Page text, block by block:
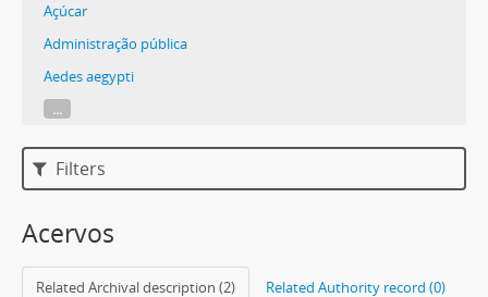
Açúcar
Administração pública
Aedes aegypti
...
Filters
Acervos
Related Archival description (2) Related Authority record (0)